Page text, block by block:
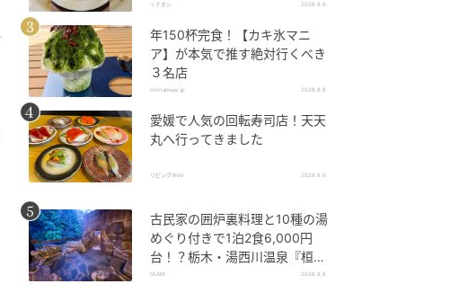
イチオシ 2026.8.6
年150杯完食！【カキ氷マニ
ア】が本気で推す絶対行くべき
３名店
otonamuse.jp 2026.8.6
愛媛で人気の回転寿司店！天天
丸へ行ってきました
リビングWeb 2026.8.6
古民家の囲炉裏料理と10種の湯
めぐり付きで1泊2食6,000円
台！？栃木・湯西川温泉『桓武
平氏ゆかりの宿 揚羽』で叶う秘
GLAM 2026.8.6